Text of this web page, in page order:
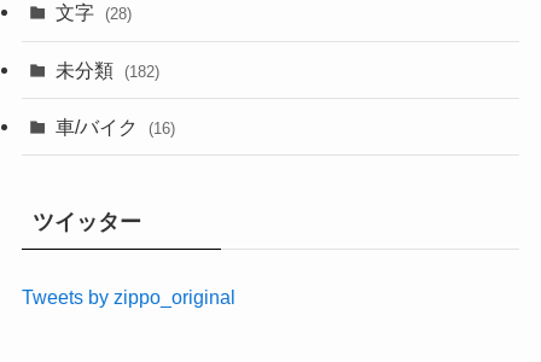
文字 (28)
未分類 (182)
車/バイク (16)
ツイッター
Tweets by zippo_original